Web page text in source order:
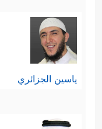
ياسين الجزائري